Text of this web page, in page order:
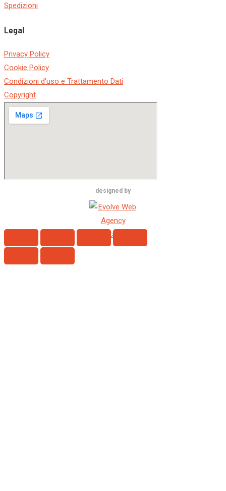
Spedizioni
Legal
Privacy Policy
Cookie Policy
Condizioni d'uso e Trattamento Dati
Copyright
designed by